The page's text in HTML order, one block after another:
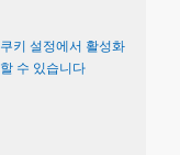
쿠키 설정에서 활성화
할 수 있습니다